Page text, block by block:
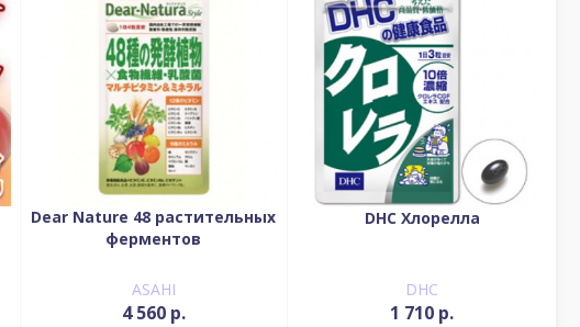
Dear Nature 48 растительных
ферментов
ASAHI
4 560 р.
DHC Хлорелла
DHC
1 710 р.